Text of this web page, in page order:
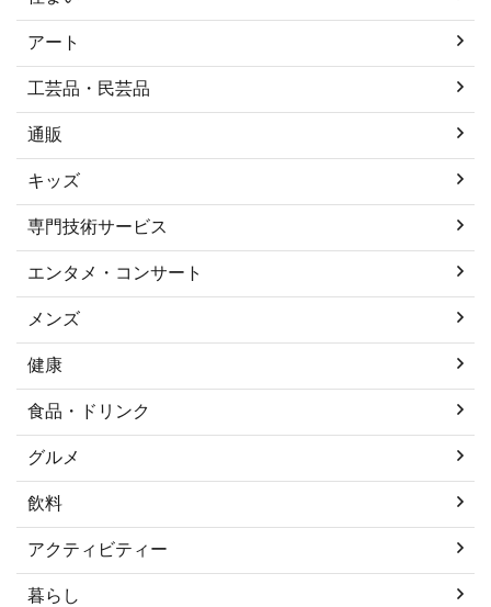
アート
工芸品・民芸品
通販
キッズ
専門技術サービス
エンタメ・コンサート
メンズ
健康
食品・ドリンク
グルメ
飲料
アクティビティー
暮らし